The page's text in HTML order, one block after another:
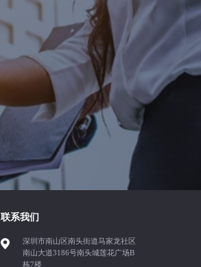
联系我们
深圳市南山区南头街道马家龙社区
南山大道3186号南头城莲花广场B
栋7楼